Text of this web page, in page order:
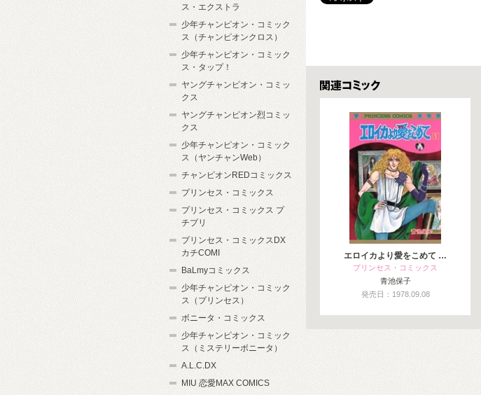
関連コミックス
エロイカより愛をこめて …
プリンセス・コミックス
青池保子
発売日：1978.09.08
ス・エクストラ
少年チャンピオン・コミック
ス（チャンピオンクロス）
少年チャンピオン・コミック
ス・タップ！
ヤングチャンピオン・コミッ
クス
ヤングチャンピオン烈コミッ
クス
少年チャンピオン・コミック
ス（ヤンチャンWeb）
チャンピオンREDコミックス
プリンセス・コミックス
プリンセス・コミックス プ
チプリ
プリンセス・コミックスDX
カチCOMI
BaLmyコミックス
少年チャンピオン・コミック
ス（プリンセス）
ボニータ・コミックス
少年チャンピオン・コミック
ス（ミステリーボニータ）
A.L.C.DX
MIU 恋愛MAX COMICS